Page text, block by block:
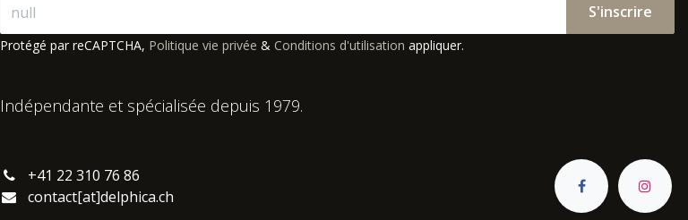
S'inscrire
Protégé par reCAPTCHA, Politique vie privée & Conditions d'utilisation appliquer.
Indépendante et spécialisée depuis 1979.
+41 22 310 76 86
contact[at]delphica.ch